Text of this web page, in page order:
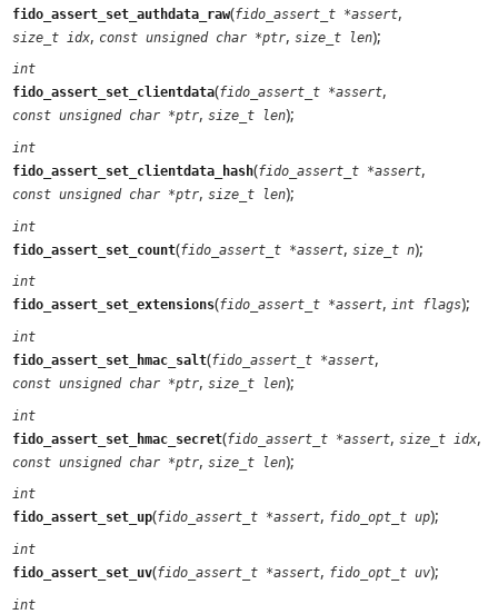
fido_assert_set_authdata_raw(fido_assert_t *assert,
size_t idx, const unsigned char *ptr, size_t len);
int
fido_assert_set_clientdata(fido_assert_t *assert,
const unsigned char *ptr, size_t len);
int
fido_assert_set_clientdata_hash(fido_assert_t *assert,
const unsigned char *ptr, size_t len);
int
fido_assert_set_count(fido_assert_t *assert, size_t n);
int
fido_assert_set_extensions(fido_assert_t *assert, int flags);
int
fido_assert_set_hmac_salt(fido_assert_t *assert,
const unsigned char *ptr, size_t len);
int
fido_assert_set_hmac_secret(fido_assert_t *assert, size_t idx,
const unsigned char *ptr, size_t len);
int
fido_assert_set_up(fido_assert_t *assert, fido_opt_t up);
int
fido_assert_set_uv(fido_assert_t *assert, fido_opt_t uv);
int